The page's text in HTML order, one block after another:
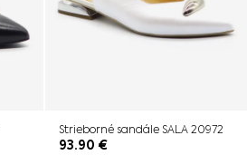
Strieborné sandále SALA 20972
93.90 €